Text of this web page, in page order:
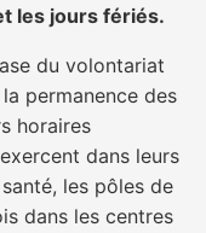
les jours fériés.
du volontariat
permanence des
horaires
dans leurs
les pôles de
dans les centres